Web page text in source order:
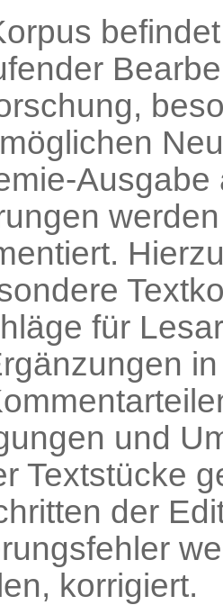
Ausgabe
für
und
Textstücke
der
korrigiert.